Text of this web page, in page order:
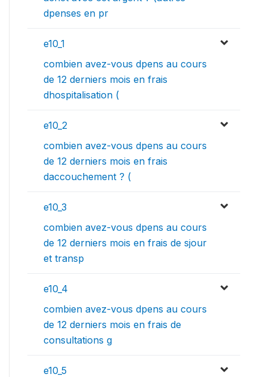
dpenses en pr
e10_1
combien avez-vous dpens au cours
de 12 derniers mois en frais
dhospitalisation (
e10_2
combien avez-vous dpens au cours
de 12 derniers mois en frais
daccouchement ? (
e10_3
combien avez-vous dpens au cours
de 12 derniers mois en frais de sjour
et transp
e10_4
combien avez-vous dpens au cours
de 12 derniers mois en frais de
consultations g
e10_5